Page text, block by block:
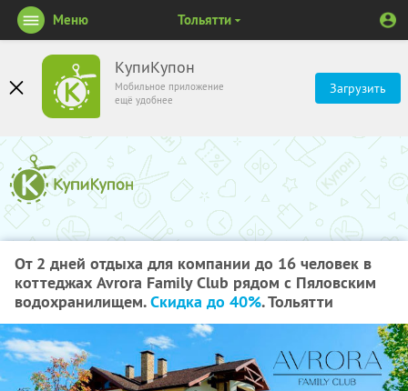
КупиКупон
Мобильное приложение
ещё удобнее
Загрузить
Меню Тольятти
От 2 дней отдыха для компании до 16 человек в
коттеджах Avrora Family Club рядом с Пяловским
водохранилищем.Скидка до 40%. Тольятти